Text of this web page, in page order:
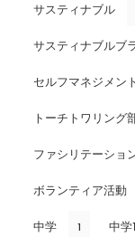
サスティナブル
サスティナブルブ
セルフマネジメン
トーチトワリング
ファシリテーショ
ボランティア活動
中学 1 中学